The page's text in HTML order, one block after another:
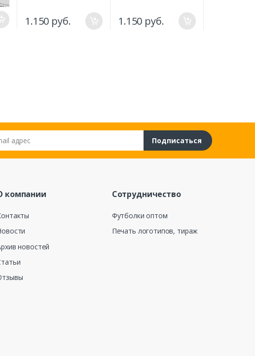
1.150 руб. 1.150 руб.
Подписаться
компании
новостей
Сотрудничество
Футболки оптом
Печать логотипов, тираж